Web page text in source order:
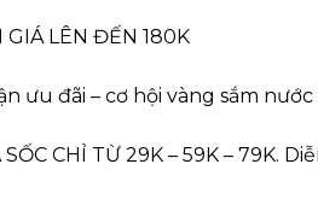
GIÁ LÊN ĐẾN 180K
ưu đãi – cơ hội vàng sắm
SỐC CHỈ TỪ 29K – 59K – 79K.